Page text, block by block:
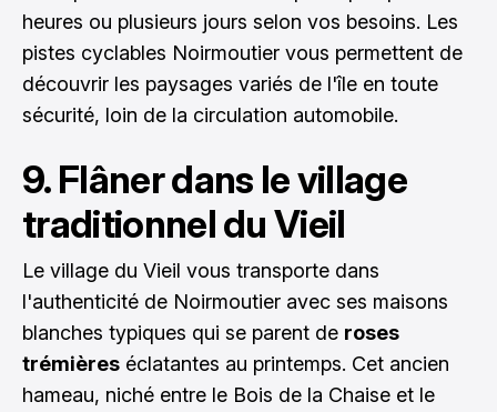
heures ou plusieurs jours selon vos besoins. Les
pistes cyclables Noirmoutier vous permettent de
découvrir les paysages variés de l'île en toute
sécurité, loin de la circulation automobile.
9. Flâner dans le village
traditionnel du Vieil
Le village du Vieil vous transporte dans
l'authenticité de Noirmoutier avec ses maisons
blanches typiques qui se parent de roses
trémières éclatantes au printemps. Cet ancien
hameau, niché entre le Bois de la Chaise et le